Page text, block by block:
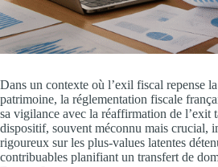
Dans un contexte où l’exil fiscal repense
patrimoine, la réglementation fiscale
sa vigilance avec la réaffirmation de l’exit
dispositif, souvent méconnu mais crucial,
rigoureux sur les plus-values latentes
contribuables planifiant un transfert de